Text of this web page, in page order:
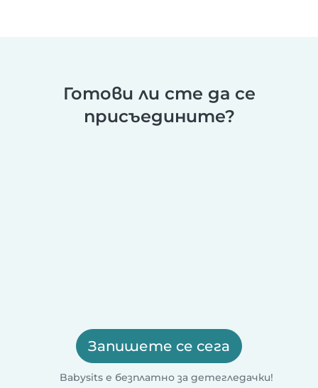
Готови ли сте да се
присъедините?
Запишете се сега
Babysits е безплатно за детегледачки!